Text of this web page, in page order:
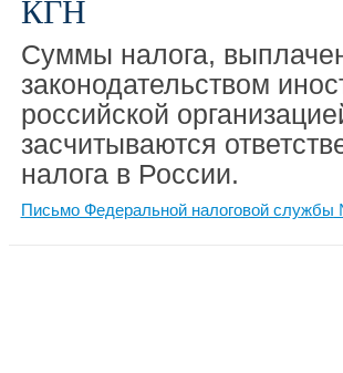
КГН
Суммы налога,
законодательством
российской
засчитываются
налога в России.
Письмо Федеральной налоговой